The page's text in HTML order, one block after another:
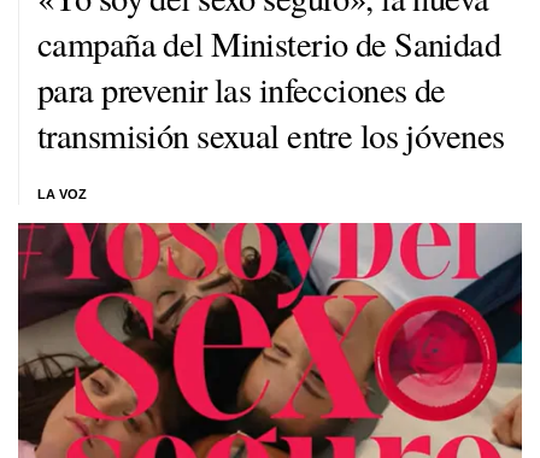
campaña del Ministerio de Sanidad
para prevenir las infecciones de
transmisión sexual entre los jóvenes
LA VOZ